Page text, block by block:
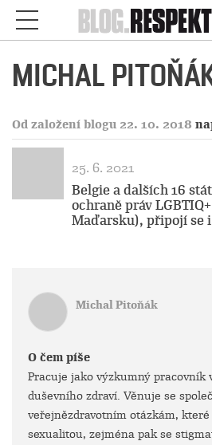
Respekt
MICHAL
Od založení blogu 22. 10. 2018
25. 6. 2021
Belgie a dalších 16
ochraně práv
Maďarsku), připojí se i
Michal Pitoňák
O čem píše
Pracuje jako výzkumný pracovník
duševního zdraví. Věnuje se
veřejnězdravotním otázkám, které
sexualitou, zejména pak se